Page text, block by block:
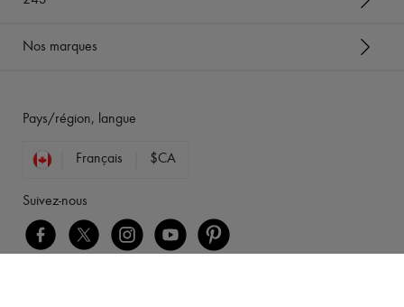
Nos marques
Pays/région, langue
Français $CA
Suivez-nous